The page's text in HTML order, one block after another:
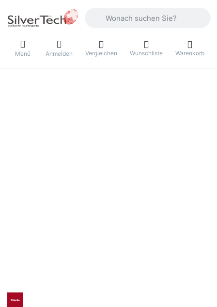
Menü Anmelden Vergleichen Wunschliste Warenkorb